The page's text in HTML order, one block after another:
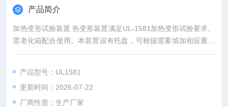
产品简介
加热变形试验装置 热变形装置满足UL-1581加热变形试验要求。
需老化箱配合使用。本装置设有托盘，可根据需要填加相应重量
的砝码。
产品型号：UL1581
更新时间：2026-07-22
厂商性质：生产厂家